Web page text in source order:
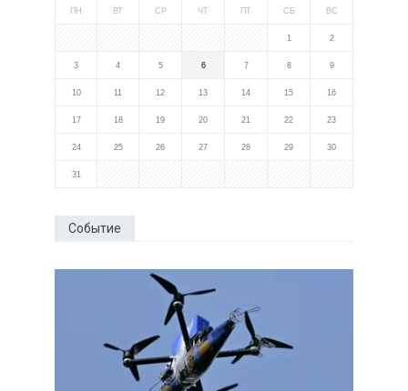
ПН ВТ СР ЧТ ПТ СБ ВС
1 2
3 4 5 6 7 8 9
10 11 12 13 14 15 16
17 18 19 20 21 22 23
24 25 26 27 28 29 30
31
Событие